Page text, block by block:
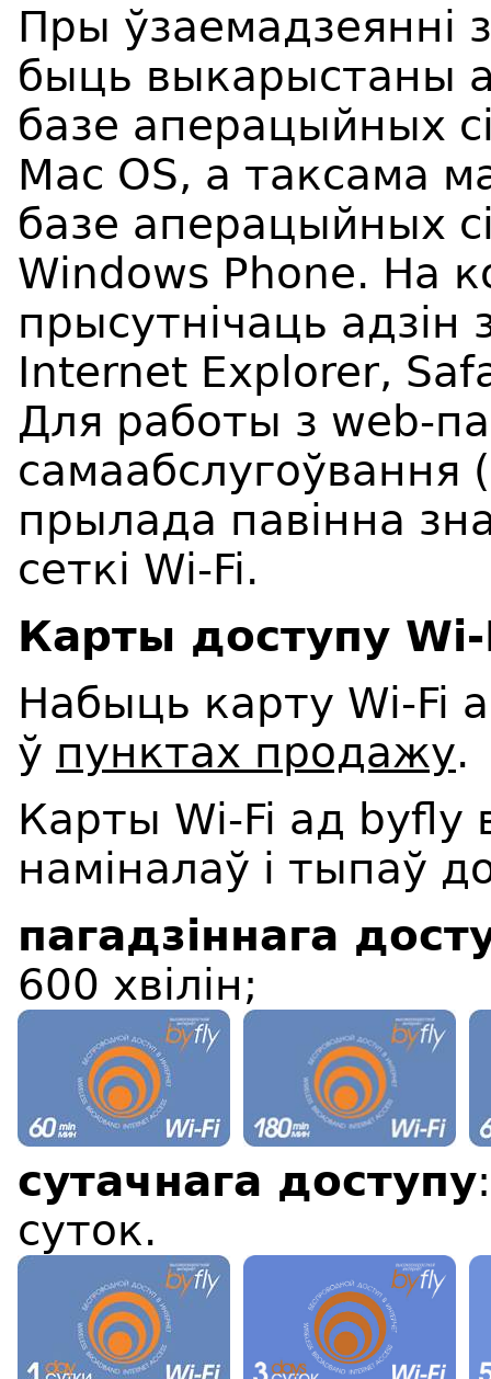
Пры ўзаемадзеянні
быць выкарыстаны
базе аперацыйных
Mac OS, а таксама
базе аперацыйных
Windows Phone. На
прысутнічаць адзін
Internet Explorer,
Для работы з web-
самаабслугоўвання
прылада павінна
сеткі Wi-Fi.
Карты доступу
Набыць карту Wi-Fi
ў пунктах продажу.
Карты Wi-Fi ад byfly
наміналаў і тыпаў
пагадзіннага
600 хвілін;
сутачнага доступу
суток.